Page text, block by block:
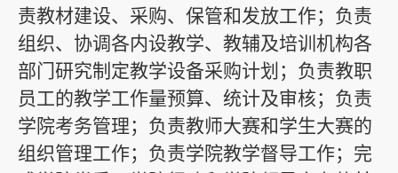
责教材建设、采购、保管和发放工作；负责
组织、 协调各内设教学、教辅及培训机构各
部门研究制定教学设备采购计划；负责教职
员工的教学工作量预算、统计及审核；负责
学院考务管理；负责教师大赛和学生大赛的
组织管理工作； 负责学院教学督导工作； 完